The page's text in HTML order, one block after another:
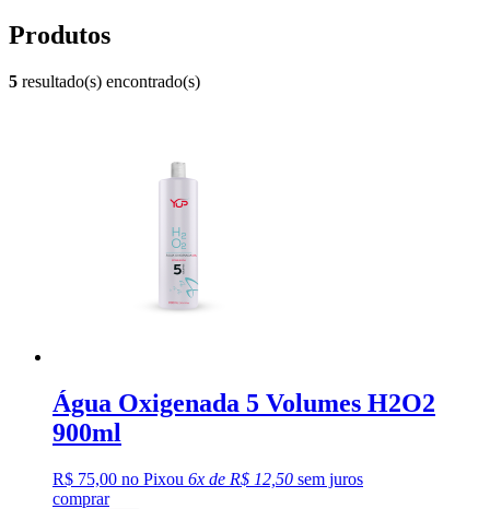
Produtos
5 resultado(s) encontrado(s)
Água Oxigenada 5 Volumes H2O2
900ml
R$ 75,00 no Pixou 6x de R$ 12,50 sem juros
comprar